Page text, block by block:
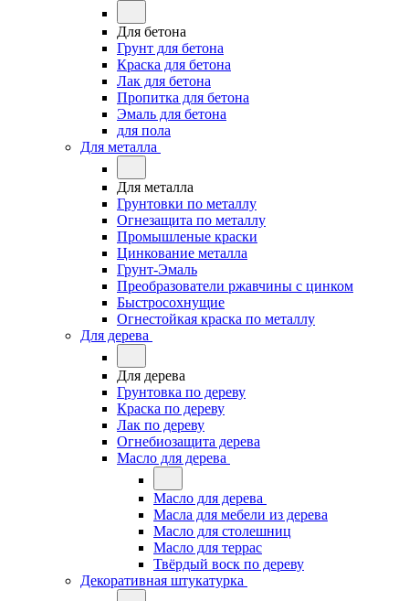
Для бетона
Грунт для бетона
Краска для бетона
Лак для бетона
Пропитка для бетона
Эмаль для бетона
для пола
Для металла
Для металла
Грунтовки по металлу
Огнезащита по металлу
Промышленые краски
Цинкование металла
Грунт-Эмаль
Преобразователи ржавчины с цинком
Быстросохнущие
Огнестойкая краска по металлу
Для дерева
Для дерева
Грунтовка по дереву
Краска по дереву
Лак по дереву
Огнебиозащита дерева
Масло для дерева
Масло для дерева
Масла для мебели из дерева
Масло для столешниц
Масло для террас
Твёрдый воск по дереву
Декоративная штукатурка